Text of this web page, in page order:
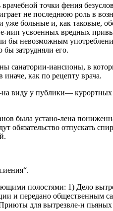
точки фения
не последнюю роль в
уже больные и, как таковые,
иип усвоенных вредных
бы невозможным
бы затрудняли его.
санатории-иансионы, в
как по рецепту врача.
виду у публики— курортных
была устано-лена
обязательство отпускать
полостями: 1) Дело
и передано общественным
для вытрезвле-н